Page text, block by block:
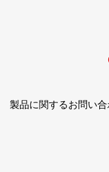
製品に関するお問い